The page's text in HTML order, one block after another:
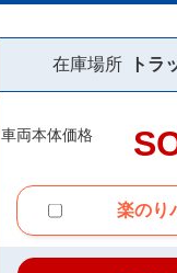
在庫場所 トラ
車両本体価格
楽のり